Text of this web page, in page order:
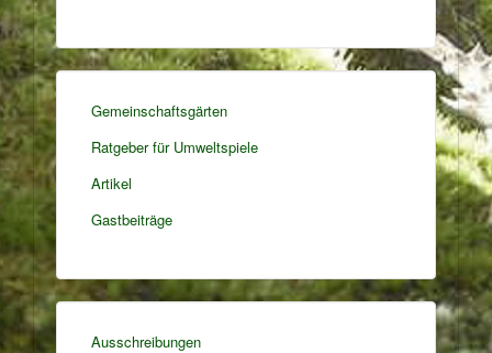
Gemeinschaftsgärten
Ratgeber für Umweltspiele
Artikel
Gastbeiträge
Ausschreibungen